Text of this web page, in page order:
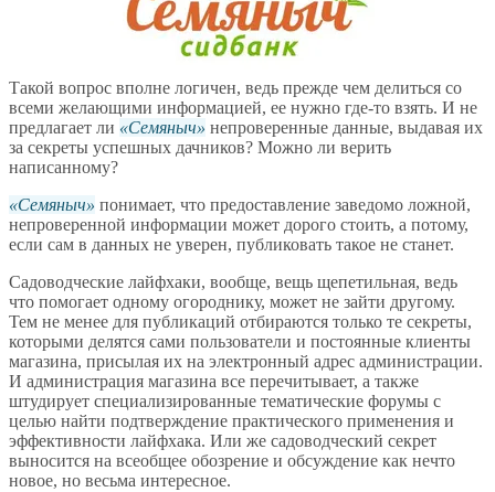
Такой вопрос вполне логичен, ведь прежде чем делиться со
всеми желающими информацией, ее нужно где-то взять. И не
предлагает ли
Семяныч
непроверенные данные, выдавая их
за секреты успешных дачников? Можно ли верить
написанному?
Семяныч
понимает, что предоставление заведомо ложной,
непроверенной информации может дорого стоить, а потому,
если сам в данных не уверен, публиковать такое не станет.
Садоводческие лайфхаки, вообще, вещь щепетильная, ведь
что помогает одному огороднику, может не зайти другому.
Тем не менее для публикаций отбираются только те секреты,
которыми делятся сами пользователи и постоянные клиенты
магазина, присылая их на электронный адрес администрации.
И администрация магазина все перечитывает, а также
штудирует специализированные тематические форумы с
целью найти подтверждение практического применения и
эффективности лайфхака. Или же садоводческий секрет
выносится на всеобщее обозрение и обсуждение как нечто
новое, но весьма интересное.